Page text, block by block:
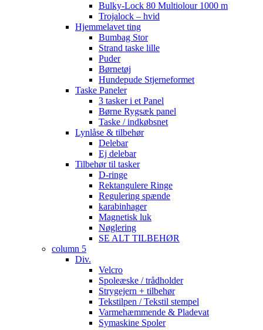
Bulky-Lock 80 Multiolour 1000 m
Trojalock – hvid
Hjemmelavet ting
Bumbag Stor
Strand taske lille
Puder
Børnetøj
Hundepude Stjerneformet
Taske Paneler
3 tasker i et Panel
Børne Rygsæk panel
Taske / indkøbsnet
Lynlåse & tilbehør
Delebar
Ej delebar
Tilbehør til tasker
D-ringe
Rektangulere Ringe
Regulering spænde
karabinhager
Magnetisk luk
Nøglering
SE ALT TILBEHØR
column 5
Div.
Velcro
Spoleæske / trådholder
Strygejern + tilbehør
Tekstilpen / Tekstil stempel
Varmehæmmende & Pladevat
Symaskine Spoler